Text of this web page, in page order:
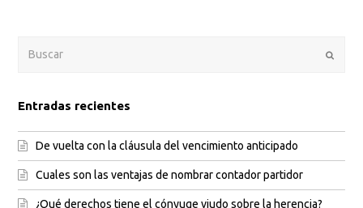
Entradas recientes
De vuelta con la cláusula del vencimiento anticipado
Cuales son las ventajas de nombrar contador partidor
¿Qué derechos tiene el cónyuge viudo sobre la herencia?